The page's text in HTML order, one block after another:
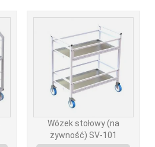
Wózek stołowy (na
żywność) SV-101